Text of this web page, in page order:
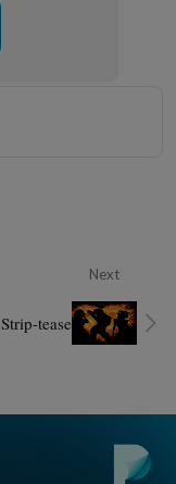
Next
Strip-tease